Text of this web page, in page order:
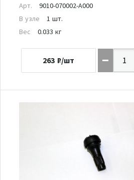
Арт.
9010-070002-A000
В узле
1 шт.
Вес
0.033 кг
263 ₽/шт